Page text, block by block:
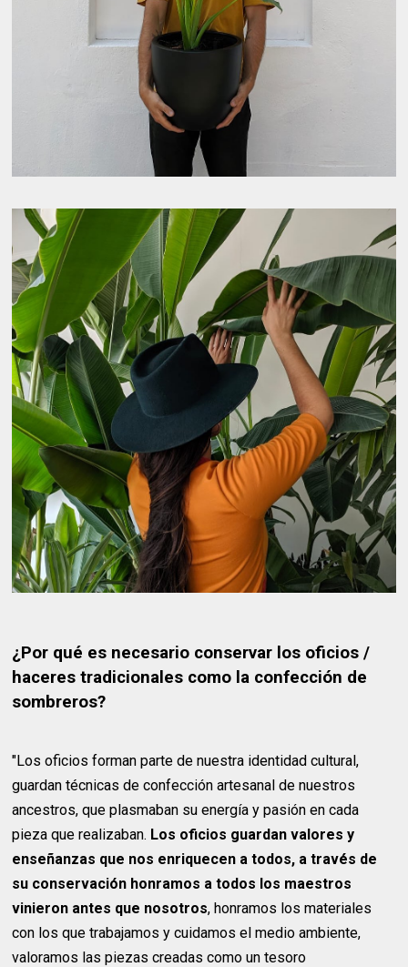
¿Por qué es necesario conservar los oficios /
haceres tradicionales como la confección de
sombreros?
"Los oficios forman parte de nuestra identidad cultural,
guardan técnicas de confección artesanal de nuestros
ancestros, que plasmaban su energía y pasión en cada
pieza que realizaban. Los oficios guardan valores y
enseñanzas que nos enriquecen a todos, a través de
su conservación honramos a todos los maestros
vinieron antes que nosotros, honramos los materiales
con los que trabajamos y cuidamos el medio ambiente,
valoramos las piezas creadas como un tesoro